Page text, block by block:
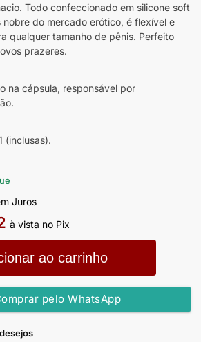
Todo confeccionado em silicone soft
nobre do mercado erótico, é flexível e
qualquer tamanho de pênis. Perfeito
prazeres.
na cápsula, responsável por
(inclusas).
Juros
à vista no Pix
ao carrinho
pelo WhatsApp